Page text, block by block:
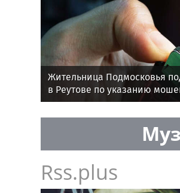
Жительница Подмосковья
в Реутове по указанию
Rss.plus